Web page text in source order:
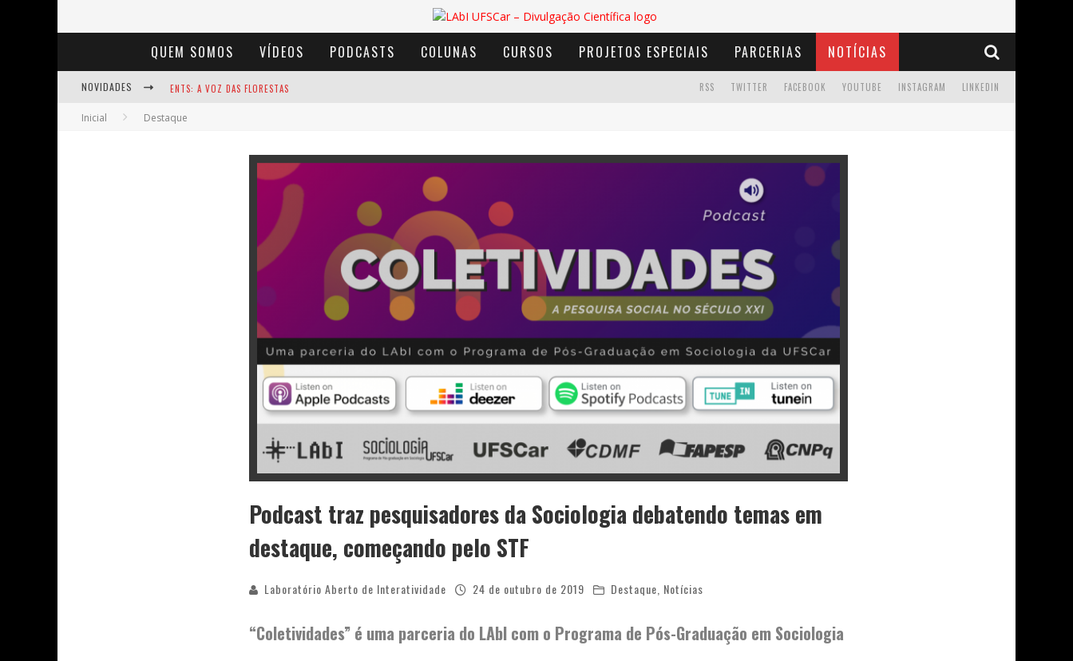
QUEM SOMOS VÍDEOS PODCASTS COLUNAS CURSOS PROJETOS ESPECIAIS PARCERIAS NOTÍCIAS
NOVIDADES ENTS: A VOZ DAS FLORESTAS
NOTÁVEIS: BERTHA LUTZ
BAÚ DE HISTÓRIAS - A JAMAIS IMAGINADA AVENTURA COM OS MOINHOS DE VENTO
LINKEDIN
INSTAGRAM
YOUTUBE
FACEBOOK
TWITTER
RSS
Inicial Destaque
Podcast traz pesquisadores da Sociologia debatendo temas em
destaque, começando pelo STF
Laboratório Aberto de Interatividade 24 de outubro de 2019 Destaque, Notícias
“Coletividades” é uma parceria do LAbI com o Programa de Pós-Graduação em Sociologia